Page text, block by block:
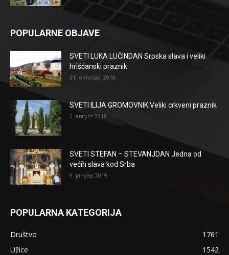
POPULARNE OBJAVE
SVETI LUKA LUČINDAN Srpska slava i veliki
hrišćanski praznik
31. октобар 2018.
SVETI ILIJA GROMOVNIK Veliki crkveni praznik
2. август 2018.
SVETI STEFAN – STEVANJDAN Jedna od
većih slava kod Srba
9. јануар 2019.
POPULARNA KATEGORIJA
Društvo
1761
Užice
1542